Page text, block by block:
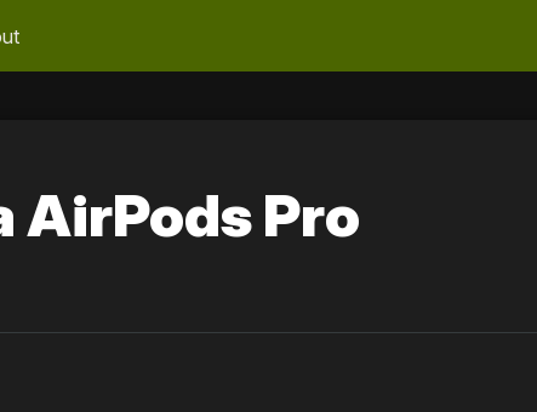
AirPods Pro